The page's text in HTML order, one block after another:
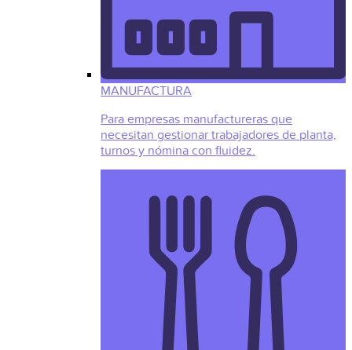
MANUFACTURA
Para empresas manufactureras que
necesitan gestionar trabajadores de planta,
turnos y nómina con fluidez.